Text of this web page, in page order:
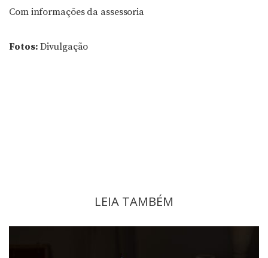
Com informações da assessoria
Fotos: Divulgação
LEIA TAMBÉM